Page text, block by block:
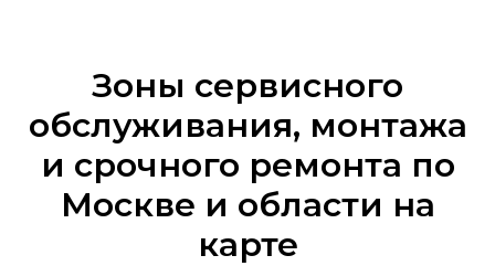
Зоны сервисного
обслуживания, монтажа
и срочного ремонта по
Москве и области на
карте